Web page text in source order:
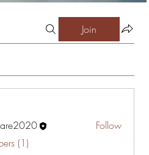
Join
Follow
(1)